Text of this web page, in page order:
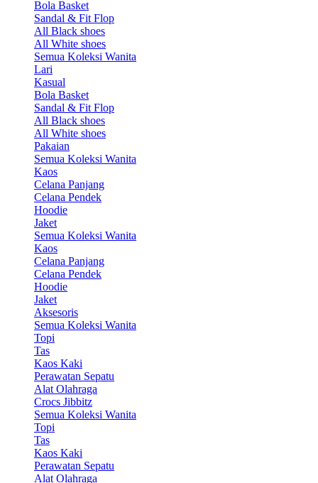
Bola Basket
Sandal & Fit Flop
All Black shoes
All White shoes
Semua Koleksi Wanita
Lari
Kasual
Bola Basket
Sandal & Fit Flop
All Black shoes
All White shoes
Pakaian
Semua Koleksi Wanita
Kaos
Celana Panjang
Celana Pendek
Hoodie
Jaket
Semua Koleksi Wanita
Kaos
Celana Panjang
Celana Pendek
Hoodie
Jaket
Aksesoris
Semua Koleksi Wanita
Topi
Tas
Kaos Kaki
Perawatan Sepatu
Alat Olahraga
Crocs Jibbitz
Semua Koleksi Wanita
Topi
Tas
Kaos Kaki
Perawatan Sepatu
Alat Olahraga